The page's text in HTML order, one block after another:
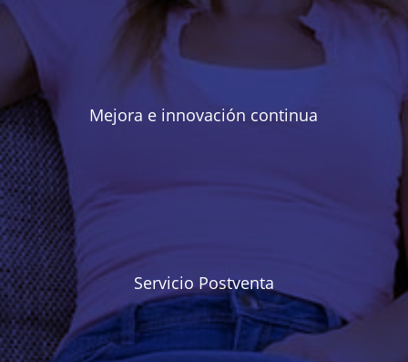
Mejora e innovación continua
Servicio Postventa